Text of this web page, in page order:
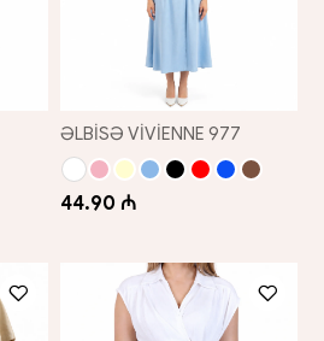
ƏLBİSƏ VİVİENNE 977
44.90 ₼